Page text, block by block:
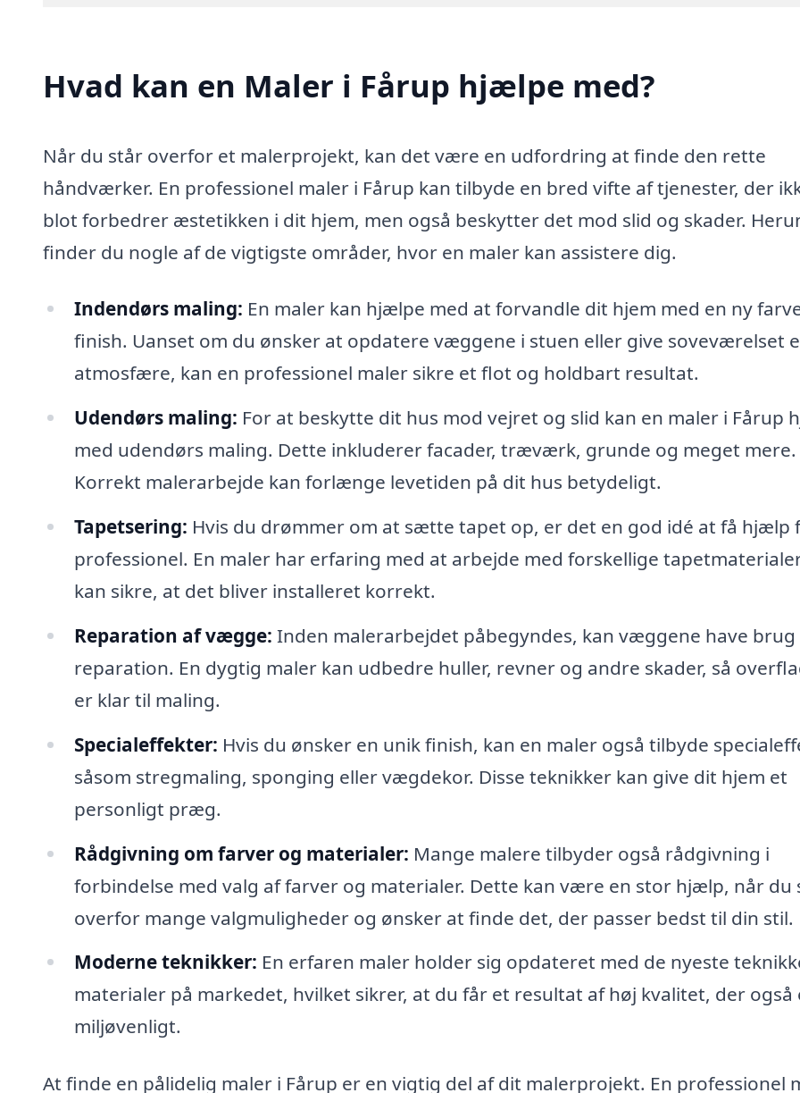
Hvad kan en Maler i Fårup hjælpe med?
Når du står overfor et malerprojekt, kan det være en udfordring at finde den rette
håndværker. En professionel maler i Fårup kan tilbyde en bred vifte af tjenester, der
blot forbedrer æstetikken i dit hjem, men også beskytter det mod slid og skader.
finder du nogle af de vigtigste områder, hvor en maler kan assistere dig.
Indendørs maling: En maler kan hjælpe med at forvandle dit hjem med en ny
finish. Uanset om du ønsker at opdatere væggene i stuen eller give soveværelset
atmosfære, kan en professionel maler sikre et flot og holdbart resultat.
Udendørs maling: For at beskytte dit hus mod vejret og slid kan en maler i Fårup
med udendørs maling. Dette inkluderer facader, træværk, grunde og meget mere.
Korrekt malerarbejde kan forlænge levetiden på dit hus betydeligt.
Tapetsering: Hvis du drømmer om at sætte tapet op, er det en god idé at få hjælp
professionel. En maler har erfaring med at arbejde med forskellige
kan sikre, at det bliver installeret korrekt.
Reparation af vægge: Inden malerarbejdet påbegyndes, kan væggene have
reparation. En dygtig maler kan udbedre huller, revner og andre skader, så
er klar til maling.
Specialeffekter: Hvis du ønsker en unik finish, kan en maler også tilbyde
såsom stregmaling, sponging eller vægdekor. Disse teknikker kan give dit hjem et
personligt præg.
Rådgivning om farver og materialer: Mange malere tilbyder også rådgivning i
forbindelse med valg af farver og materialer. Dette kan være en stor hjælp, når du
overfor mange valgmuligheder og ønsker at finde det, der passer bedst til din stil.
Moderne teknikker: En erfaren maler holder sig opdateret med de nyeste
materialer på markedet, hvilket sikrer, at du får et resultat af høj kvalitet, der også
miljøvenligt.
At finde en pålidelig maler i Fårup er en vigtig del af dit malerprojekt. En professionel